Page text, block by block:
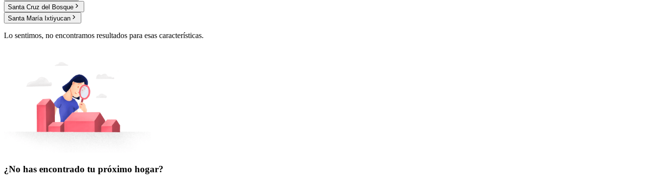
Santa Cruz del Bosque
Santa María Ixtiyucan
Lo sentimos, no encontramos resultados para esas características.
¿No has encontrado tu próximo hogar?